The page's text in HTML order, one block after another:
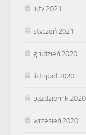
luty 2021
styczeń 2021
grudzień 2020
listopad 2020
październik 2020
wrzesień 2020